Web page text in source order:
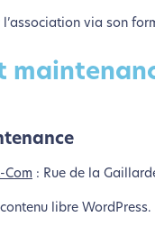
l’association via son
Com : Rue de la
libre WordPress.